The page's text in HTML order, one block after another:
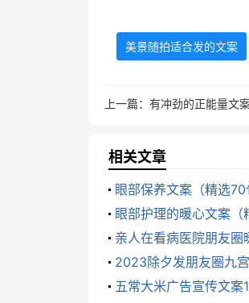
13、旅行的意义
14、学校里，橱窗
15、从出生起，
16、拍下这沿途风
17、一起去爬山
18、生命就像是一
美景随拍适合发的文案
上一篇： 有冲劲的正能量文
相关文章
眼部保养文案（精选70
眼部护理的暖心文案（
亲人在看病医院朋友圈
2023除夕发朋友圈九
五常大米广告宣传文案